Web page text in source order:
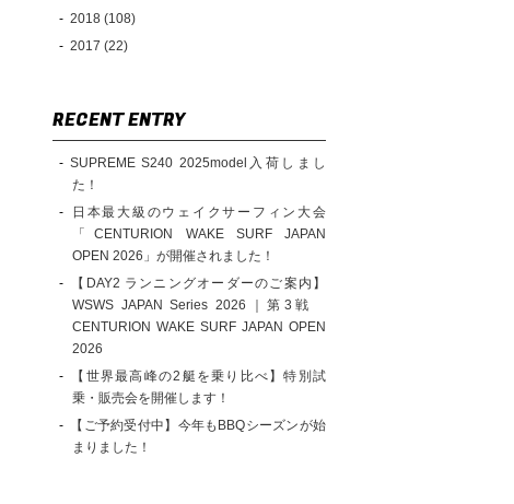
2018 (108)
2017 (22)
RECENT ENTRY
SUPREME S240 2025model入荷しまし
た！
日本最大級のウェイクサーフィン大会
「CENTURION WAKE SURF JAPAN
OPEN 2026」が開催されました！
【DAY2 ランニングオーダーのご案内】
WSWS JAPAN Series 2026｜第3戦
CENTURION WAKE SURF JAPAN OPEN
2026
【世界最高峰の2艇を乗り比べ】特別試
乗・販売会を開催します！
【ご予約受付中】今年もBBQシーズンが始
まりました！